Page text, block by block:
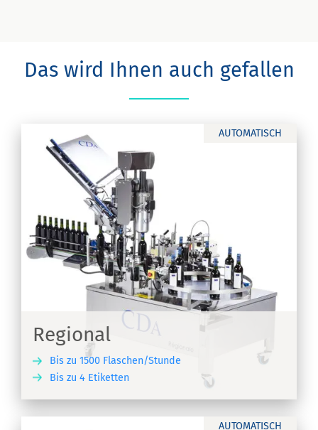
Das wird Ihnen auch gefallen
AUTOMATISCH
Regional
Bis zu 1500 Flaschen/Stunde
Bis zu 4 Etiketten
AUTOMATISCH